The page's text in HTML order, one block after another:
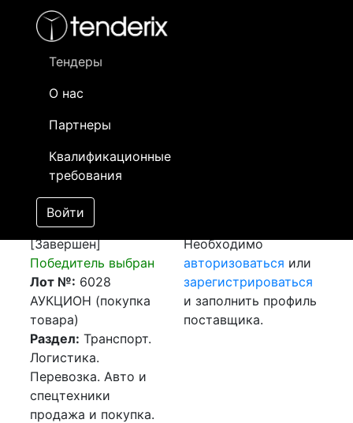
Тендеры
О нас
Партнеры
Квалификационные
требования
Войти
- активный лот
- сохраненный лот (не опубликован)
Закупка: Ж/д.
перевозка ст.
Туркестан (697800),
РК - ст. Кызылжар
(676700), РК
[Завершен]
Победитель выбран
Лот №: 6028
АУКЦИОН (покупка
товара)
Раздел: Транспорт.
Логистика.
Перевозка. Авто и
спецтехники
продажа и покупка.
Необходимо
авторизоваться или
зарегистрироваться
и заполнить профиль
поставщика.